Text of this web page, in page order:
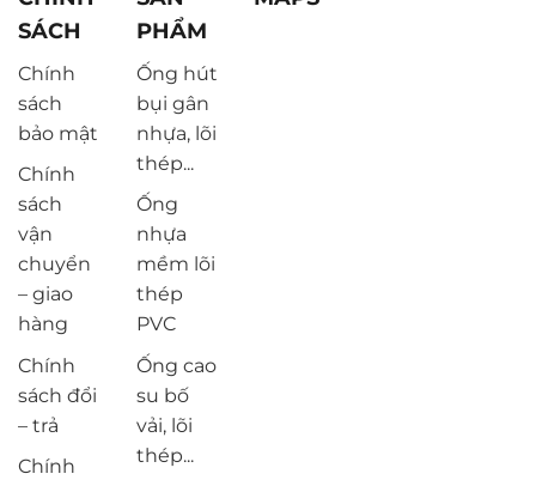
SÁCH
Chính
sách
bảo mật
Chính
sách
vận
chuyển
– giao
hàng
Chính
sách đổi
– trả
Chính
PHẨM
Ống hút
bụi gân
nhựa, lõi
thép...
Ống
nhựa
mềm lõi
thép
PVC
Ống cao
su bố
vải, lõi
thép...